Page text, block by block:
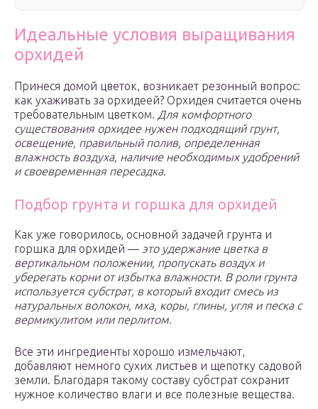
Идеальные условия выращивания
орхидей
Принеся домой цветок, возникает резонный вопрос:
как ухаживать за орхидеей? Орхидея считается очень
требовательным цветком. Для комфортного
существования орхидее нужен подходящий грунт,
освещение, правильный полив, определенная
влажность воздуха, наличие необходимых удобрений
и своевременная пересадка.
Подбор грунта и горшка для орхидей
Как уже говорилось, основной задачей грунта и
горшка для орхидей — это удержание цветка в
вертикальном положении, пропускать воздух и
уберегать корни от избытка влажности. В роли грунта
используется субстрат, в который входит смесь из
натуральных волокон, мха, коры, глины, угля и песка с
вермикулитом или перлитом.
Все эти ингредиенты хорошо измельчают,
добавляют немного сухих листьев и щепотку садовой
земли. Благодаря такому составу субстрат сохранит
нужное количество влаги и все полезные вещества.